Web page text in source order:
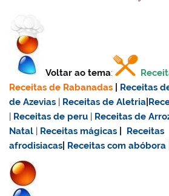
Voltar ao tema:
Receitas de Rabanadas
Receitas
de Azevias | Receitas de Aletria
| Receitas de peru | Receitas de
Natal | Receitas mágicas
Receitas
afrodisiacas Receitas com abóbora